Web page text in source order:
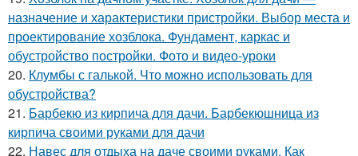
назначение и характеристики пристройки. Выбор места и
проектирование хозблока. Фундамент, каркас и
обустройство постройки. Фото и видео-уроки
20. Клумбы с галькой. Что можно использовать для
обустройства?
21. Барбекю из кирпича для дачи. Барбекюшница из
кирпича своими руками для дачи
22. Навес для отдыха на даче своими руками. Как